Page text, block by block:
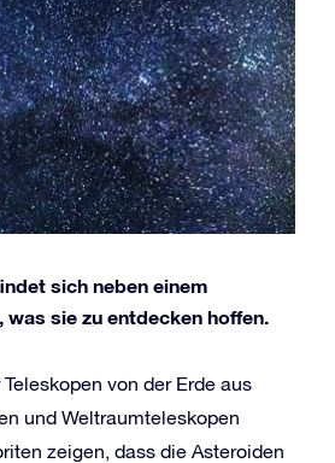
sich neben einem
sie zu entdecken hoffen.
von der Erde aus
und Weltraumteleskopen
zeigen, dass die Asteroiden